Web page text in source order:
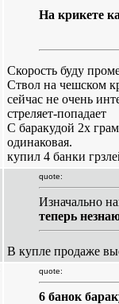
На крикете
Скорость буду
Ствол на чешском
сейчас не очень
стреляет-попадает
С баракудой 2х
одинаковая.
купил 4 банки
quote:
Изначально
теперь
В купле продаже
quote:
6 банок